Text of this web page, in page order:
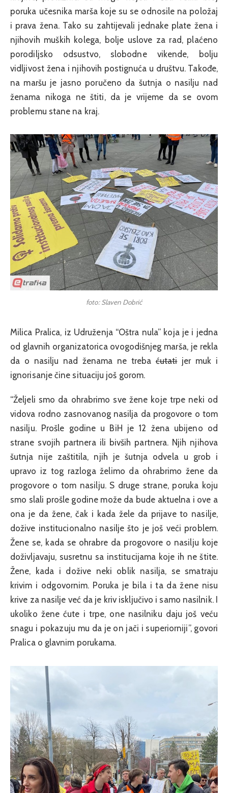
poruka učesnika marša koje su se odnosile na položaj
i prava žena. Tako su zahtijevali jednake plate žena i
njihovih muških kolega, bolje uslove za rad, plaćeno
porodiljsko odsustvo, slobodne vikende, bolju
vidljivost žena i njihovih postignuća u društvu. Takođe,
na maršu je jasno poručeno da šutnja o nasilju nad
ženama nikoga ne štiti, da je vrijeme da se ovom
problemu stane na kraj.
foto: Slaven Dobrić
Milica Pralica, iz Udruženja “Oštra nula” koja je i jedna
od glavnih organizatorica ovogodišnjeg marša, je rekla
da o nasilju nad ženama ne trebaćutatijer muk i
ignorisanje čine situaciju još gorom.
“Željeli smo da ohrabrimo sve žene koje trpe neki od
vidova rodno zasnovanog nasilja da progovore o tom
nasilju. Prošle godine u BiH je 12 žena ubijeno od
strane svojih partnera ili bivših partnera. Njih njihova
šutnja nije zaštitila, njih je šutnja odvela u grob i
upravo iz tog razloga želimo da ohrabrimo žene da
progovore o tom nasilju. S druge strane, poruka koju
smo slali prošle godine može da bude aktuelna i ove a
ona je da žene, čak i kada žele da prijave to nasilje,
dožive institucionalno nasilje što je još veći problem.
Žene se, kada se ohrabre da progovore o nasilju koje
doživljavaju, susretnu sa institucijama koje ih ne štite.
Žene, kada i dožive neki oblik nasilja, se smatraju
krivim i odgovornim. Poruka je bila i ta da žene nisu
krive za nasilje već da je kriv isključivo i samo nasilnik. I
ukoliko žene ćute i trpe, one nasilniku daju još veću
snagu i pokazuju mu da je on jači i superiorniji”, govori
Pralica o glavnim porukama.